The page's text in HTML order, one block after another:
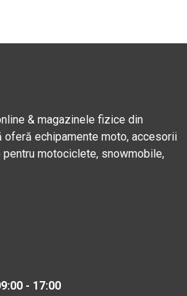
& magazinele fizice din
oferă echipamente moto, accesorii
motociclete, snowmobile,
- 17:00